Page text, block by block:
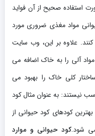
استفاده صحیح از آن فواید
مواد مغذی ضروری مورد
علاوه بر این، وب سایت
آلی را به خاک اضافه می
کلی خاک را بهبود می
نیستند: به عنوان مثال کود
کودهای کود حیوانی از
شود.کود حیوانی و موارد